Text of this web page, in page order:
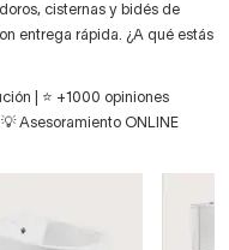
cisternas y bidés de
entrega rápida. ¿A qué estás
| ⭐ +1000 opiniones
Asesoramiento ONLINE